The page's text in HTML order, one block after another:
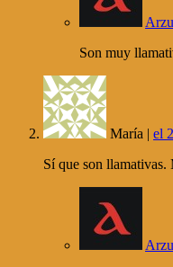
Son muy
María | el
Sí que son llamativas.